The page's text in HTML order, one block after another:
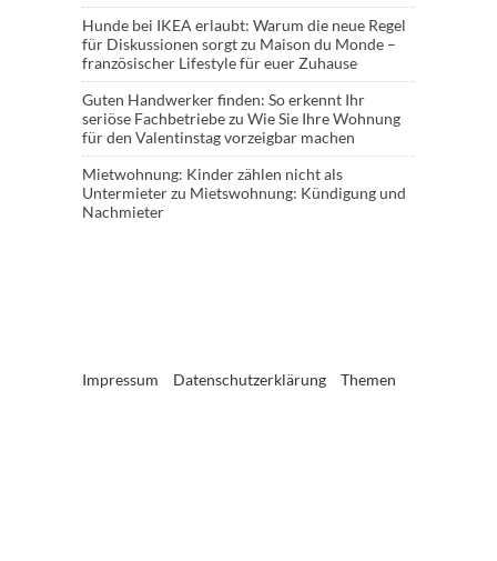
Hunde bei IKEA erlaubt: Warum die neue Regel
für Diskussionen sorgtzu Maison du Monde –
französischer Lifestyle für euer Zuhause
Guten Handwerker finden: So erkennt Ihr
seriöse Fachbetriebezu Wie Sie Ihre Wohnung
für den Valentinstag vorzeigbar machen
Mietwohnung: Kinder zählen nicht als
Untermieterzu Mietswohnung: Kündigung und
Nachmieter
Impressum Datenschutzerklärung Themen